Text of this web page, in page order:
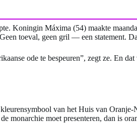
Koningin Máxima (54) maakte
toeval, geen gril — een statement.
ode te bespeuren”, zegt ze. En
van het Huis van
monarchie moet presenteren, dan is